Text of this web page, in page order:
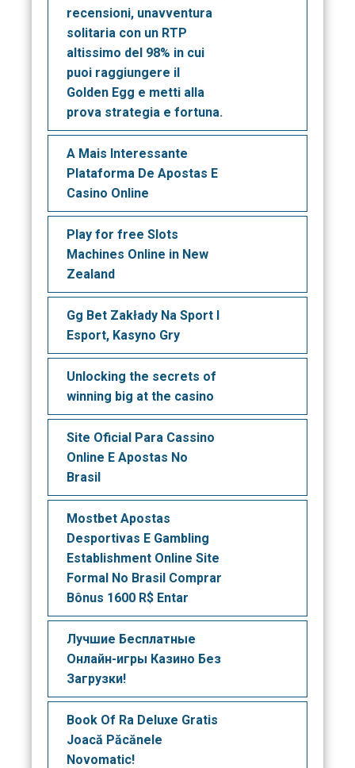
recensioni, unavventura
solitaria con un RTP
altissimo del 98% in cui
puoi raggiungere il
Golden Egg e metti alla
prova strategia e fortuna.
A Mais Interessante
Plataforma De Apostas E
Casino Online
Play for free Slots
Machines Online in New
Zealand
Gg Bet Zakłady Na Sport I
Esport, Kasyno Gry
Unlocking the secrets of
winning big at the casino
Site Oficial Para Cassino
Online E Apostas No
Brasil
Mostbet Apostas
Desportivas E Gambling
Establishment Online Site
Formal No Brasil Comprar
Bônus 1600 R$ Entar
Лучшие Бесплатные
Онлайн-игры Казино Без
Загрузки!
Book Of Ra Deluxe Gratis
Joacă Păcănele
Novomatic!